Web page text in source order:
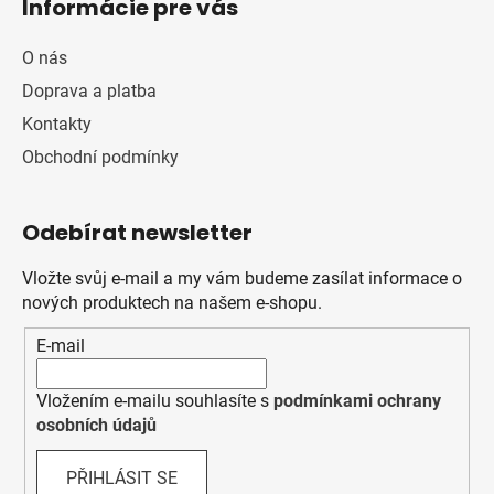
Informácie pre vás
O nás
Doprava a platba
Kontakty
Obchodní podmínky
Odebírat newsletter
Vložte svůj e-mail a my vám budeme zasílat informace o
nových produktech na našem e-shopu.
E-mail
Vložením e-mailu souhlasíte s podmínkami ochrany
osobních údajů
PŘIHLÁSIT SE